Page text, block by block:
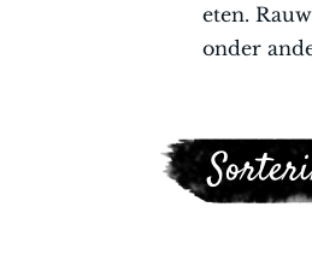
eten.
onder